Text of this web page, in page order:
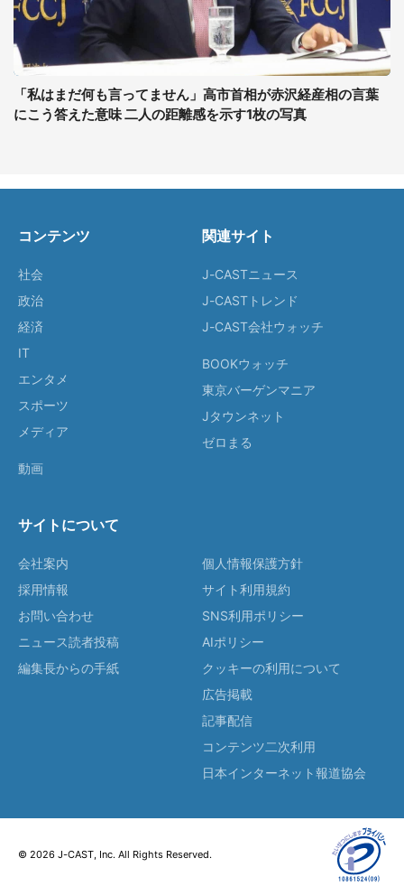
「私はまだ何も言ってません」高市首相が赤沢経産相の言葉
にこう答えた意味 二人の距離感を示す1枚の写真
コンテンツ
社会
政治
経済
IT
エンタメ
スポーツ
メディア
動画
関連サイト
J-CASTニュース
J-CASTトレンド
J-CAST会社ウォッチ
BOOKウォッチ
東京バーゲンマニア
Jタウンネット
ゼロまる
サイトについて
会社案内
採用情報
お問い合わせ
ニュース読者投稿
編集長からの手紙
個人情報保護方針
サイト利用規約
SNS利用ポリシー
AIポリシー
クッキーの利用について
広告掲載
記事配信
コンテンツ二次利用
日本インターネット報道協会
© 2026 J-CAST, Inc. All Rights Reserved.